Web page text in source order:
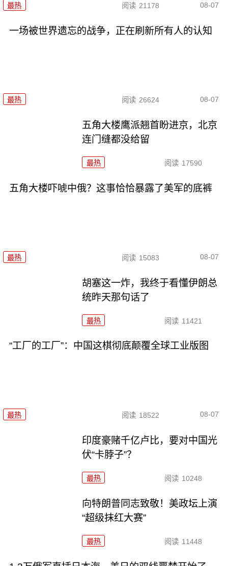
最热 阅读 21178 08-07
一场被世界遗忘的战争，正在刷新所有人的认知
最热 阅读 26624 08-07
五角大楼鹰派翘首盼进京，北京
连门缝都没给留
最热 阅读 17590
五角大楼吓唬中俄？这事恰恰暴露了美军的底裤
最热 阅读 15083 08-07
胡塞这一炸，我终于看懂伊朗总
统昨天那句话了
最热 阅读 11421
“工厂的工厂”：中国这棋彻底颠覆全球工业版图
最热 阅读 18522 08-07
印度豪赌千亿卢比，要对中国光
伏“卡脖子”？
最热 阅读 10248
向特朗普同志致敬！美政坛上演
“超级抹红大赛”
最热 阅读 11448